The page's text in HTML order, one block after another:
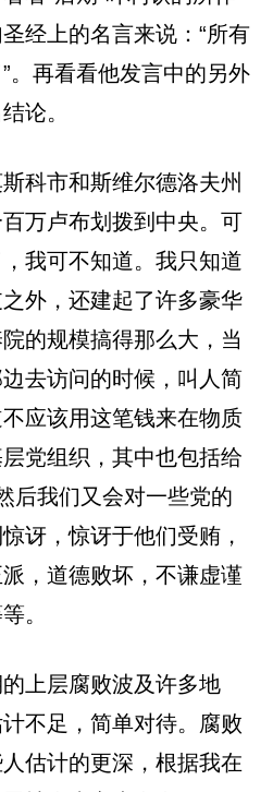
经上的名言来说：“所有
。再看看他发言中的另外
论。
科市和斯维尔德洛夫州
万卢布划拨到中央。可
我可不知道。我只知道
外，还建起了许多豪华
的规模搞得那么大，当
去访问的时候，叫人简
应该用这笔钱来在物质
层党组织，其中也包括给
后我们又会对一些党的
讶，惊讶于他们受贿，
，道德败坏，不谦虚谨
。
上层腐败波及许多地
不足，简单对待。腐败
估计的更深，根据我在